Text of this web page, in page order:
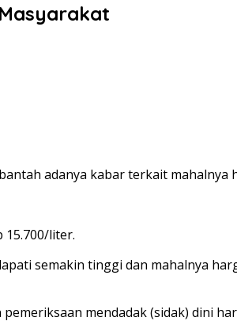
adanya kabar terkait mahalnya
15.700/liter.
semakin tinggi dan mahalnya
mendadak (sidak) dini